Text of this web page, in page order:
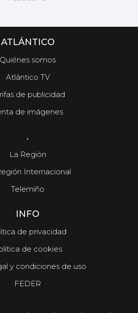
ATLÁNTICO
Quiénes somos
Atlántico TV
de publicidad
de imágenes
.
La Región
Internacional
Telemiño
INFO
de privacidad
de cookies
y condiciones de uso
FEDER